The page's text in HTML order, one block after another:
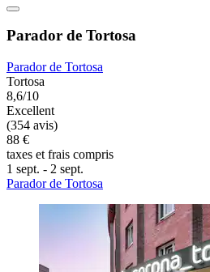
Parador de Tortosa
Parador de Tortosa
Tortosa
8,6/10
Excellent
(354 avis)
88 €
taxes et frais compris
1 sept. - 2 sept.
Parador de Tortosa